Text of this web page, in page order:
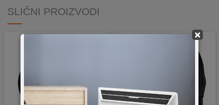
×
SLIČNI PROIZVODI